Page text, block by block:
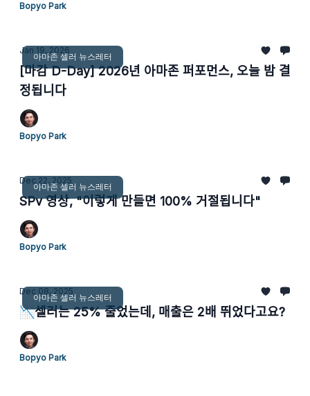
Bopyo Park
아마존 셀러 뉴스레터
Jan 19, 2026
[마감 D-Day] 2026년 아마존 퍼포먼스, 오늘 밤 결
정됩니다
Bopyo Park
아마존 셀러 뉴스레터
Dec 22, 2025
SPv 영상, "이렇게 만들면 100% 거절됩니다"
Bopyo Park
아마존 셀러 뉴스레터
Dec 08, 2025
📉셀러는 25% 줄었는데, 매출은 2배 뛰었다고요?
Bopyo Park